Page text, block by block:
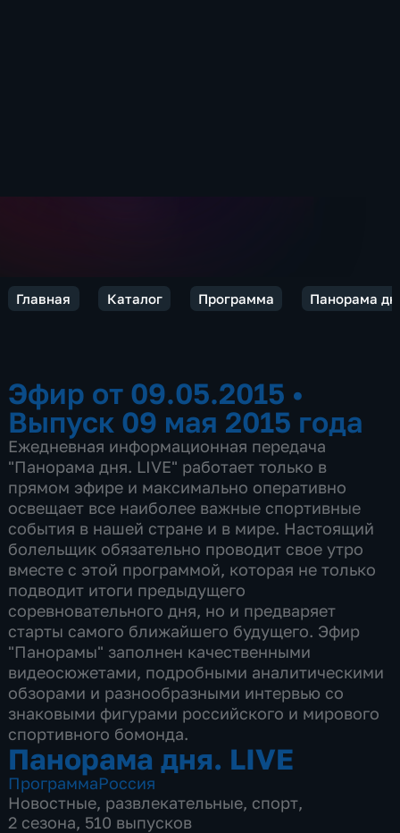
Главная Каталог Программа Панорама
Эфир от 09.05.2015 •
Выпуск 09 мая 2015 года
Ежедневная информационная передача
"Панорама дня. LIVE" работает только в
прямом эфире и максимально оперативно
освещает все наиболее важные спортивные
события в нашей стране и в мире. Настоящий
болельщик обязательно проводит свое утро
вместе с этой программой, которая не только
подводит итоги предыдущего
соревновательного дня, но и предваряет
старты самого ближайшего будущего. Эфир
"Панорамы" заполнен качественными
видеосюжетами, подробными аналитическими
обзорами и разнообразными интервью со
знаковыми фигурами российского и мирового
спортивного бомонда.
Панорама дня. LIVE
ПрограммаРоссия
Новостные, развлекательные, спорт,
2 сезона, 510 выпусков